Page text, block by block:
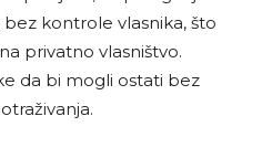
kontrole vlasnika, što
privatno vlasništvo.
da bi mogli ostati bez